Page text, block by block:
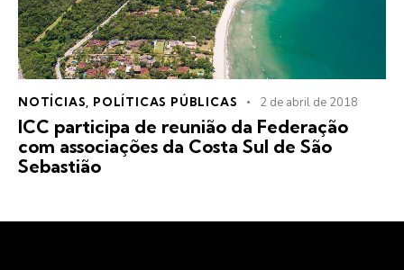
NOTÍCIAS, POLÍTICAS PÚBLICAS 2 de abril de 2018
ICC participa de reunião da Federação
com associações da Costa Sul de São
Sebastião